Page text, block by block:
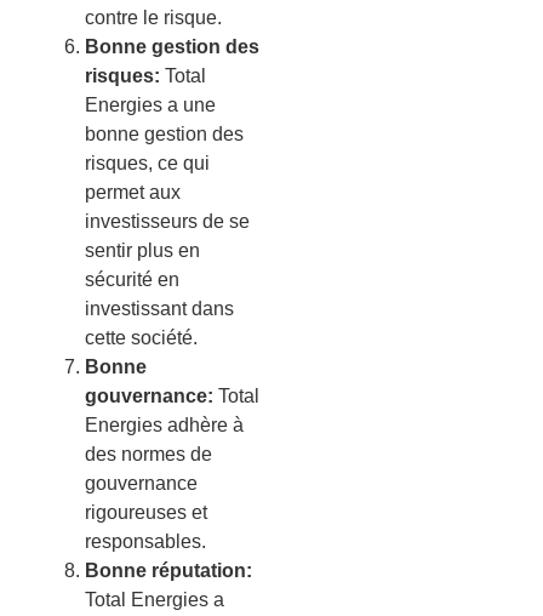
contre le risque.
Bonne gestion des
risques: Total
Energies a une
bonne gestion des
risques, ce qui
permetaux
investisseurs de se
sentir plus en
sécurité en
investissantdans
cette société.
Bonne
gouvernance: Total
Energies ad hère à
des normes de
gouvernance
rigoureuses et
responsables.
Bonne réputation:
Total Energies a